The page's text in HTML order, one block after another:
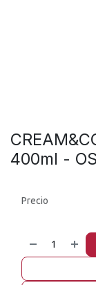
400ml -
Precio